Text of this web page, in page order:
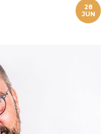
28
JUN